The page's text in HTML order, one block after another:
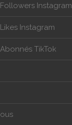
Instagram
Instagram
TikTok